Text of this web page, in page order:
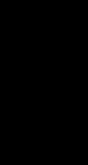
1440p OLED ekran,
Kullanım
amacı ve çalışma
ekran tercihi için
kalitesini belirleyen